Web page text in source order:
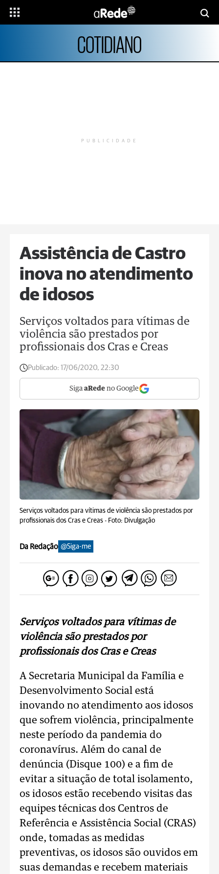
COTIDIANO
PUBLICIDADE
Assistência de Castro
inova no atendimento
de idosos
Serviços voltados para vítimas de
violência são prestados por
profissionais dos Cras e Creas
Publicado: 17/06/2020, 22:30
Siga aRede no Google
Serviços voltados para vítimas de violência são prestados por
profissionais dos Cras e Creas - Foto: Divulgação
Da Redação @Siga-me
Serviços voltados para vítimas de
violência são prestados por
profissionais dos Cras e Creas
A Secretaria Municipal da Família e
Desenvolvimento Social está
inovando no atendimento aos idosos
que sofrem violência, principalmente
neste período da pandemia do
coronavírus. Além do canal de
denúncia (Disque 100) e a fim de
evitar a situação de total isolamento,
os idosos estão recebendo visitas das
equipes técnicas dos Centros de
Referência e Assistência Social (CRAS)
onde, tomadas as medidas
preventivas, os idosos são ouvidos em
suas demandas e recebem materiais